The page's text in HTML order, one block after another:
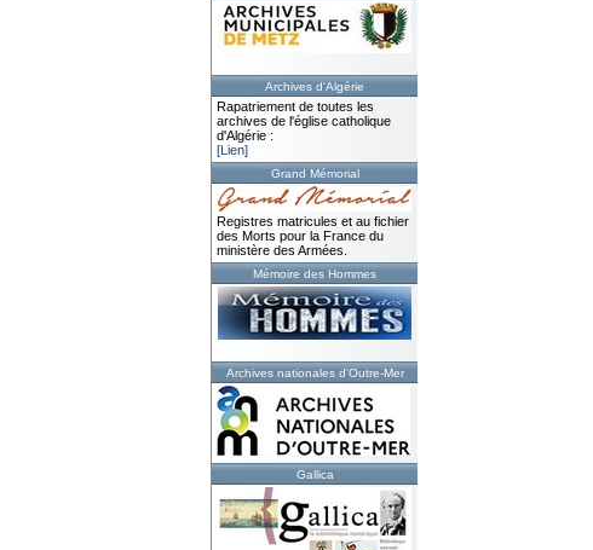
Archives d'Algérie
Rapatriement de toutes les
archives de l'église catholique
d'Algérie :
[Lien]
Grand Mémorial
Registres matricules et au fichier
des Morts pour la France du
ministère des Armées.
Mémoire des Hommes
Archives nationales d'Outre-Mer
Gallica